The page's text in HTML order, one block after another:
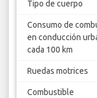
Tipo de cuerpo
Consumo de
en conducción
cada 100 km
Ruedas motrices
Combustible